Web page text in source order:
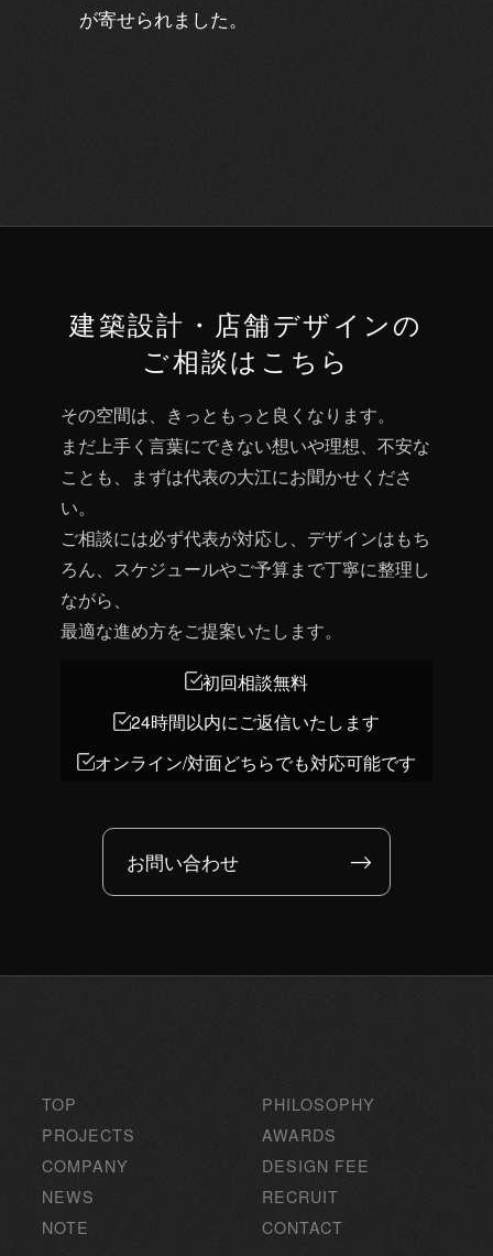
が寄せられました。
建築設計・店舗デザインの
ご相談はこちら
その空間は、きっともっと良くなります。
まだ上手く言葉にできない想いや理想、不安な
ことも、まずは代表の大江にお聞かせくださ
い。
ご相談には必ず代表が対応し、デザインはもち
ろん、スケジュールやご予算まで丁寧に整理し
ながら、
最適な進め方をご提案いたします。
初回相談無料
24時間以内にご返信いたします
オンライン/対面どちらでも対応可能です
お問い合わせ
TOP
PHILOSOPHY
PROJECTS
AWARDS
COMPANY
DESIGN FEE
NEWS
RECRUIT
NOTE
CONTACT